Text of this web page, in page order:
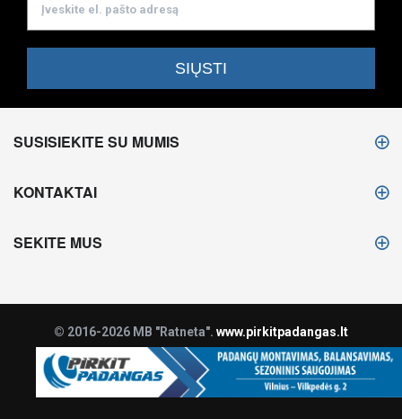
SUSISIEKITE SU MUMIS
KONTAKTAI
SEKITE MUS
© 2016-2026 MB "Ratneta". www.pirkitpadangas.lt